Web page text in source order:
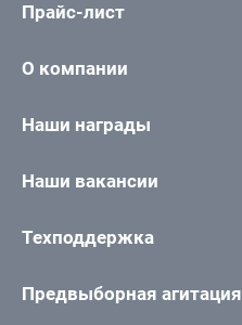
Прайс-лист
О компании
Наши награды
Наши вакансии
Техподдержка
Предвыборная агитация